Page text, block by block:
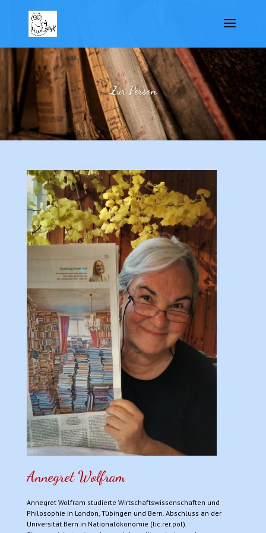
Zur Person
Annegret Wolfram
Annegret Wolfram studierte Wirtschaftswissenschaften und
Philosophie in London, Tübingen und Bern. Abschluss an der
Universität Bern in Nationalökonomie (lic.rer.pol).